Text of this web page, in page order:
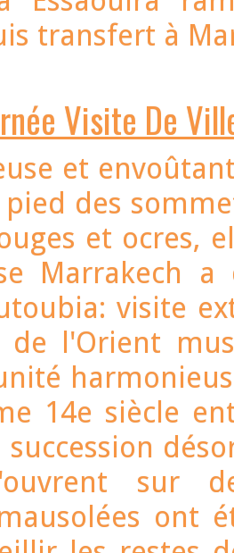
transfert à
Visite De
et
des
et ocres,
Marrakech
visite
de l'Orient
14e siècle
sur
ont